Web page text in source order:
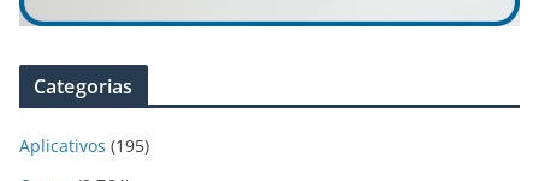
Categorias
Aplicativos (195)